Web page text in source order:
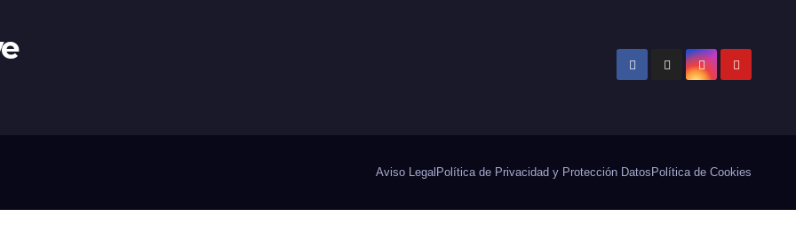
Aviso Legal Política de Privacidad y Protección Datos Política de Cookies